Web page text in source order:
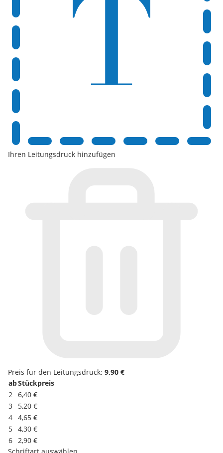
Ihren Leitungsdruck hinzufügen
Preis für den Leitungsdruck: 9,90 €
abStückpreis
2 6,40 €
3
5,20 €
4 4,65 €
5 4,30 €
6 2,90 €